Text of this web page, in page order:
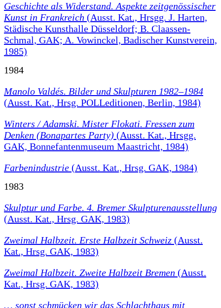
Geschichte als Widerstand. Aspekte zeitgenössischer
Kunst in Frankreich (Ausst. Kat., Hrsgg. J. Harten,
Städische Kunsthalle Düsseldorf; B. Claassen-
Schmal, GAK; A. Vowinckel, Badischer Kunstverein,
1985)
1984
Manolo Valdés. Bilder und Skulpturen 1982–1984
(Ausst. Kat., Hrsg. POLLeditionen, Berlin, 1984)
Winters / Adamski. Mister Flokati. Fressen zum
Denken (Bonapartes Party) (Ausst. Kat., Hrsgg.
GAK, Bonnefantenmuseum Maastricht, 1984)
Farbenindustrie (Ausst. Kat., Hrsg. GAK, 1984)
1983
Skulptur und Farbe. 4. Bremer Skulpturenausstellung
(Ausst. Kat., Hrsg. GAK, 1983)
Zweimal Halbzeit. Erste Halbzeit Schweiz (Ausst.
Kat., Hrsg. GAK, 1983)
Zweimal Halbzeit. Zweite Halbzeit Bremen (Ausst.
Kat., Hrsg. GAK, 1983)
… sonst schmücken wir das Schlachthaus mit